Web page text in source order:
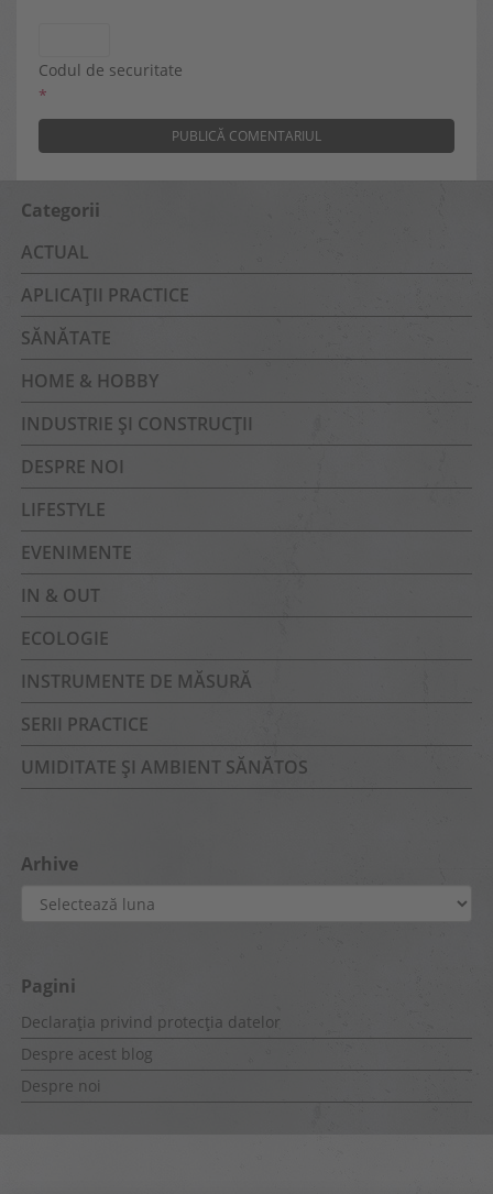
Codul de securitate
*
Categorii
ACTUAL
APLICAȚII PRACTICE
SĂNĂTATE
HOME & HOBBY
INDUSTRIE ȘI CONSTRUCȚII
DESPRE NOI
LIFESTYLE
EVENIMENTE
IN & OUT
ECOLOGIE
INSTRUMENTE DE MĂSURĂ
SERII PRACTICE
UMIDITATE ȘI AMBIENT SĂNĂTOS
Arhive
Arhive
Pagini
Declarația privind protecția datelor
Despre acest blog
Despre noi